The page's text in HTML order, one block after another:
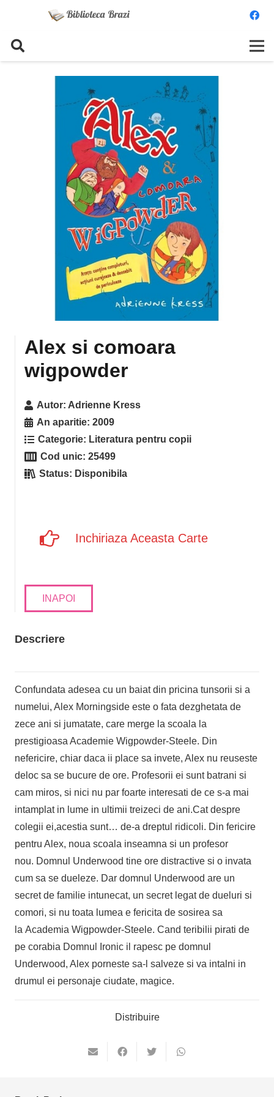
Alex si comoara
wigpowder
Autor: Adrienne Kress
An aparitie:2009
Categorie: Literatura pentru copii
Cod unic:25499
Status: Disponibila
Inchiriaza Aceasta Carte
INAPOI
Descriere
Confundata adesea cu un baiat din pricina tunsorii si a
numelui, Alex Morningside este o fata dezghetata de
zece ani si jumatate, care merge la scoala la
prestigioasa Academie Wigpowder-Steele. Din
nefericire, chiar daca ii place sa invete, Alex nu reuseste
deloc sa se bucure de ore. Profesorii ei sunt batrani si
cam miros, si nici nu par foarte interesati de ce s-a mai
intamplat in lume in ultimii treizeci de ani.Cat despre
colegii ei,acestia sunt… de-a dreptul ridicoli. Din fericire
pentru Alex, noua scoala inseamna si un profesor
nou. Domnul Underwood tine ore distractive si o invata
cum sa se dueleze. Dar domnul Underwood are un
secret de familie intunecat, un secret legat de dueluri si
comori, si nu toata lumea e fericita de sosirea sa
la Academia Wigpowder-Steele. Cand teribilii pirati de
pe corabia Domnul Ironic il rapesc pe domnul
Underwood, Alex porneste sa-l salveze si va intalni in
drumul ei personaje ciudate, magice.
Distribuire